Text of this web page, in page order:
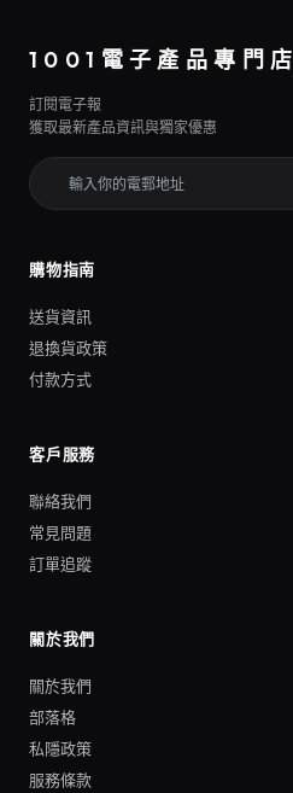
1001電子產品專門店
訂閱電子報
獲取最新產品資訊與獨家優惠
購物指南
送貨資訊
退換貨政策
付款方式
客戶服務
聯絡我們
常見問題
訂單追蹤
關於我們
關於我們
部落格
私隱政策
服務條款